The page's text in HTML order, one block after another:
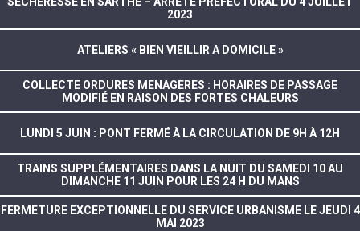
2023
ATELIERS « BIEN VIEILLIR A DOMICILE »
COLLECTE ORDURES MENAGERES : HORAIRES DE PASSAGE
MODIFIÉ EN RAISON DES FORTES CHALEURS
LUNDI 5 JUIN : PONT FERMÉ À LA CIRCULATION DE 9H À 12H
TRAINS SUPPLÉMENTAIRES DANS LA NUIT DU SAMEDI 10 AU
DIMANCHE 11 JUIN POUR LES 24 H DU MANS
FERMETURE EXCEPTIONNELLE DU SERVICE URBANISME LE JEUDI 4
MAI 2023